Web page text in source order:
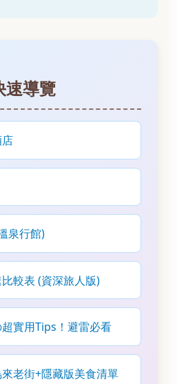
速導覽
泉行館)
較表 (資深旅人版)
實用Tips！避雷必看
老街+隱藏版美食清單